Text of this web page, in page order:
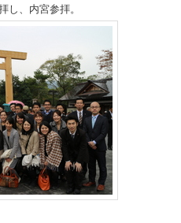
、内宮参拝。